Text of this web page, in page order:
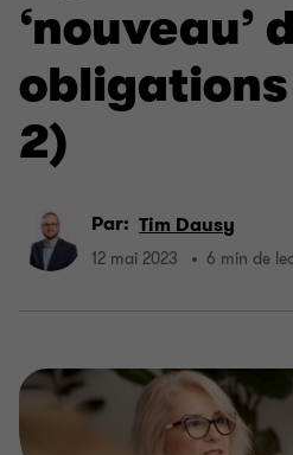
‘nouveau’
2)
Par: Tim Dausy
12 mai 2023 6 min de